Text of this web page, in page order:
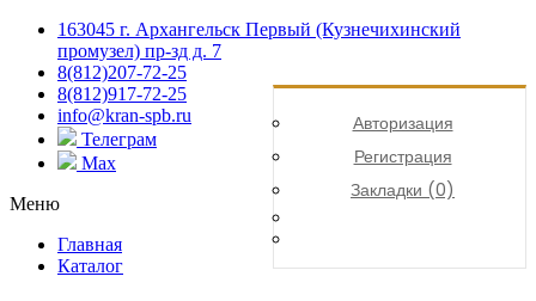
163045 г. Архангельск Первый (Кузнечихинский
промузел) пр-зд д. 7
8(812)207-72-25
8(812)917-72-25
info@kran-spb.ru
Телеграм
Max
Меню
Главная
Каталог
Авторизация
Регистрация
Закладки (0)